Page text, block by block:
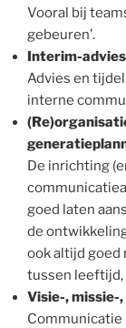
Vooral bij
gebeuren’.
Interim-advies
Advies en
interne
De inrichting
goed laten
de
ook altijd goed
tussen leeftijd,
Visie-,
Communicatie